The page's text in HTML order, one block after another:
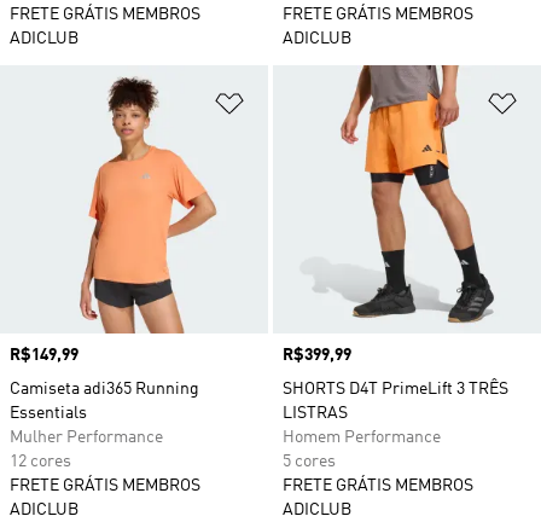
FRETE GRÁTIS MEMBROS
ADICLUB
FRETE GRÁTIS MEMBROS
ADICLUB
Adicionar à Lista de Desejos
Preço
R$149,99
Camiseta adi365 Running
Essentials
Mulher Performance
12 cores
FRETE GRÁTIS MEMBROS
ADICLUB
Preço
R$399,99
SHORTS D4T PrimeLift 3 TRÊS
LISTRAS
Homem Performance
5 cores
FRETE GRÁTIS MEMBROS
ADICLUB